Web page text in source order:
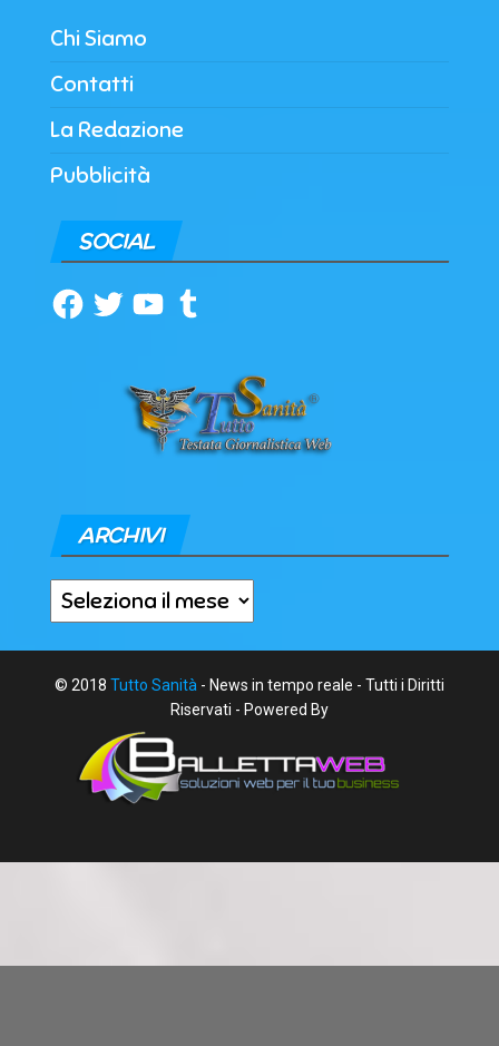
Chi Siamo
Contatti
La Redazione
Pubblicità
SOCIAL
Facebook
TwitterYouTubeTumblr
ARCHIVI
Archivi
© 2018 Tutto Sanità - News in tempo reale - Tutti i Diritti
Riservati - Powered By